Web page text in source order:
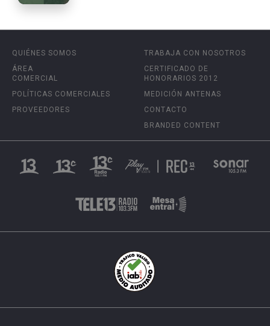
QUIÉNES SOMOS
ÁREA
COMERCIAL
POLÍTICAS COMERCIALES
PROVEEDORES
TRABAJA CON NOSOTROS
CERTIFICADO DE
HONORARIOS 2012
MEDICIÓN ANTENAS
CONTACTO
BRANDED CONTENT